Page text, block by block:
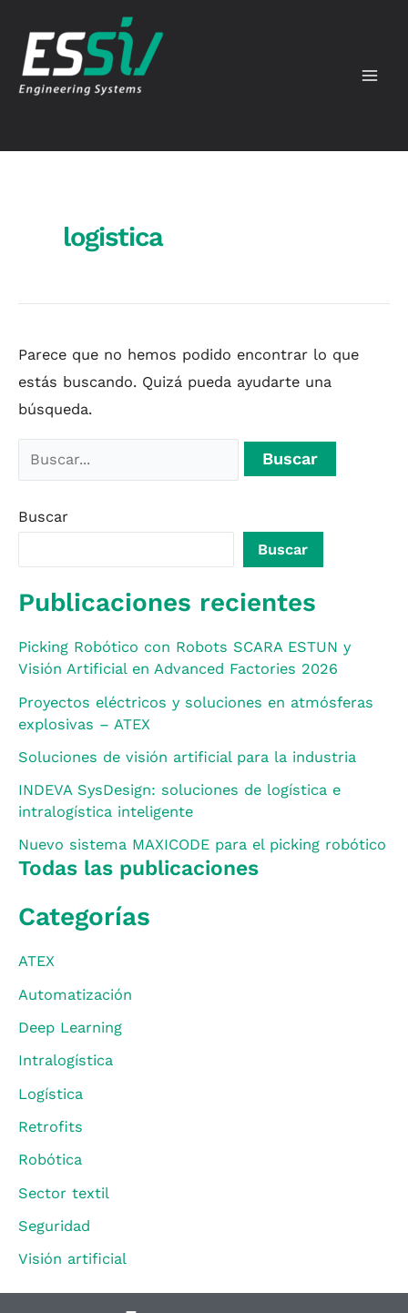
contenido
logistica
Parece que no hemos podido encontrar lo que
estás buscando. Quizá pueda ayudarte una
búsqueda.
por:
Buscar
Buscar
Publicaciones recientes
Picking Robótico con Robots SCARA ESTUN y
Visión Artificial en Advanced Factories 2026
Proyectos eléctricos y soluciones en atmósferas
explosivas – ATEX
Soluciones de visión artificial para la industria
INDEVA SysDesign: soluciones de logística e
intralogística inteligente
Nuevo sistema MAXICODE para el picking robótico
Todas las publicaciones
Categorías
ATEX
Automatización
Deep Learning
Intralogística
Logística
Retrofits
Robótica
Sector textil
Seguridad
Visión artificial